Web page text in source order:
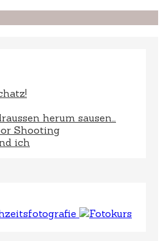
herum sausen…
Shooting
ich